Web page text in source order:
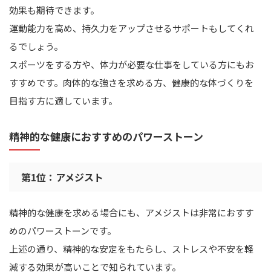
効果も期待できます。
運動能力を高め、持久力をアップさせるサポートもしてくれ
るでしょう。
スポーツをする方や、体力が必要な仕事をしている方にもお
すすめです。肉体的な強さを求める方、健康的な体づくりを
目指す方に適しています。
精神的な健康におすすめのパワーストーン
第1位：アメジスト
精神的な健康を求める場合にも、アメジストは非常におすす
めのパワーストーンです。
上述の通り、精神的な安定をもたらし、ストレスや不安を軽
減する効果が高いことで知られています。